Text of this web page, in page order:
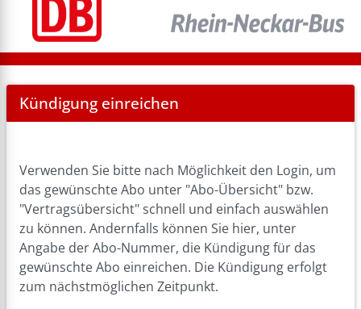
Cancel
Abo
Kündigung einreichen
Verwenden Sie bitte nach Möglichkeit den Login, um
das gewünschte Abo unter "Abo-Übersicht" bzw.
"Vertragsübersicht" schnell und einfach auswählen
zu können. Andernfalls können Sie hier, unter
Angabe der Abo-Nummer, die Kündigung für das
gewünschte Abo einreichen. Die Kündigung erfolgt
zum nächstmöglichen Zeitpunkt.